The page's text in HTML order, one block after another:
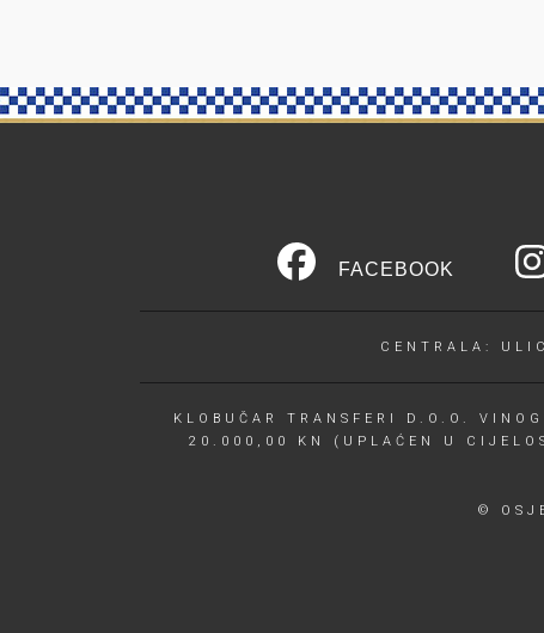
FACEBOOK
CENTRALA:
KLOBUČAR TRANSFERI D.O.O.
20.000,00 KN (UPLAĆEN U
©